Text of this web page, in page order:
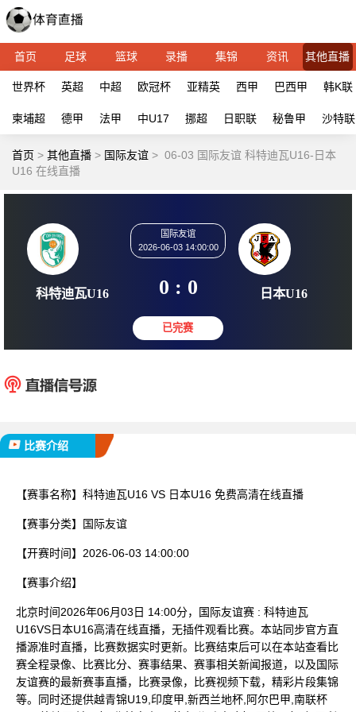
首页 足球 篮球 录播 集锦 资讯 其他直播
世界杯 英超 中超 欧冠杯 亚精英 西甲 巴西甲 韩K联
柬埔超 德甲 法甲 中U17 挪超 日职联 秘鲁甲 沙特联
首页 > 其他直播 > 国际友谊 > 06-03 国际友谊 科特迪瓦U16-日本
U16 在线直播
国际友谊
2026-06-03 14:00:00
0 : 0
比赛介绍
【赛事名称】 科特迪瓦U16 VS 日本U16 免费高清在线直播
【赛事分类】 国际友谊
【开赛时间】 2026-06-03 14:00:00
【赛事介绍】
北京时间2026年06月03日 14:00分，国际友谊赛 : 科特迪瓦
U16VS日本U16高清在线直播，无插件观看比赛。本站同步官方直
播源准时直播，比赛数据实时更新。比赛结束后可以在本站查看比
赛全程录像、比赛比分、赛事结果、赛事相关新闻报道，以及国际
友谊赛的最新赛事直播，比赛录像，比赛视频下载，精彩片段集锦
等。同时还提供越青锦U19,印度甲,新西兰地杯,阿尔巴甲,南联杯